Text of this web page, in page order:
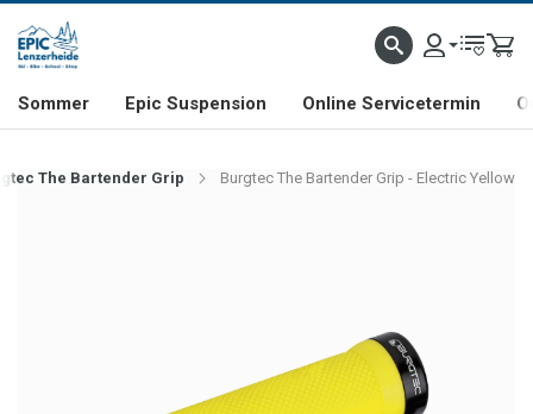
& FREERIDE-SPEZIALIST SCHWEIZER FIRMA SHOP & SHOWROOM IN
Sommer Epic Suspension Online Servicetermin
The Bartender Grip Burgtec The Bartender Grip - Electric Yellow